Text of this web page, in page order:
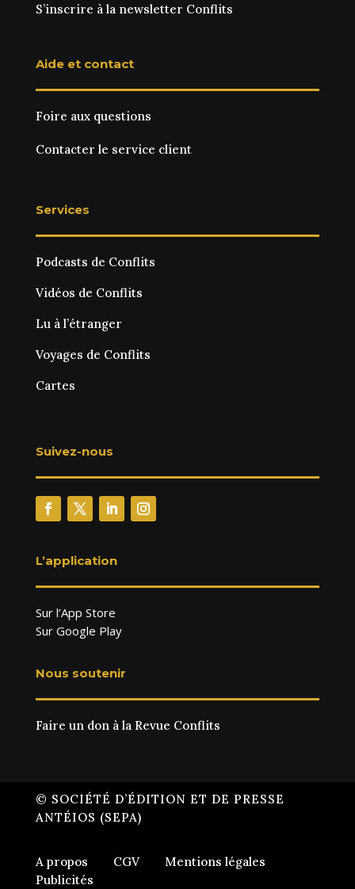
S’inscrire à la newsletter Conflits
Aide et contact
Foire aux questions
Contacter le service client
Services
Podcasts de Conflits
Vidéos de Conflits
Lu à l’étranger
Voyages de Conflits
Cartes
Suivez-nous
L’application
Sur l’App Store
Sur Google Play
Nous soutenir
Faire un don à la Revue Conflits
© SOCIÉTÉ D’ÉDITION ET DE PRESSE
ANTÉIOS (SEPA)
A propos CGV
Mentions légales
Publicités